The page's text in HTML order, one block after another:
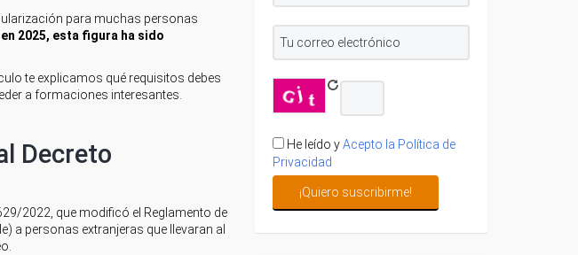
para muchas personas
2025, esta figura ha sido
te explicamos qué requisitos debes
a formaciones interesantes.
Decreto
2022, que modificó el Reglamento de
a personas extranjeras que llevaran al
He leído yAcepto la Política de
Privacidad